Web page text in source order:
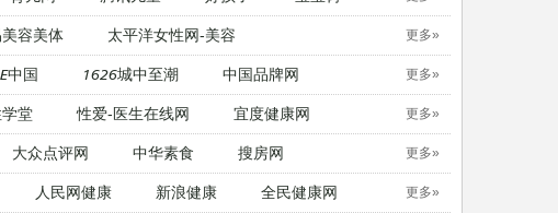
容美体 太平洋女性网-美容 更多»
中国 1626城中至潮 中国品牌网 更多»
堂 性爱-医生在线网 宜度健康网 更多»
大众点评网 中华素食 搜房网 更多»
人民网健康 新浪健康 全民健康网 更多»